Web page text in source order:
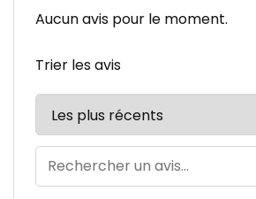
Aucun avis pour le moment.
Trier les avis